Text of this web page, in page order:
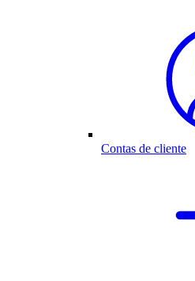
Contas de cliente